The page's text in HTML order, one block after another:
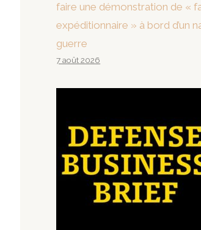
faire une démonstration de «
expéditionnaire » à bord d’un
guerre
7 août 2026